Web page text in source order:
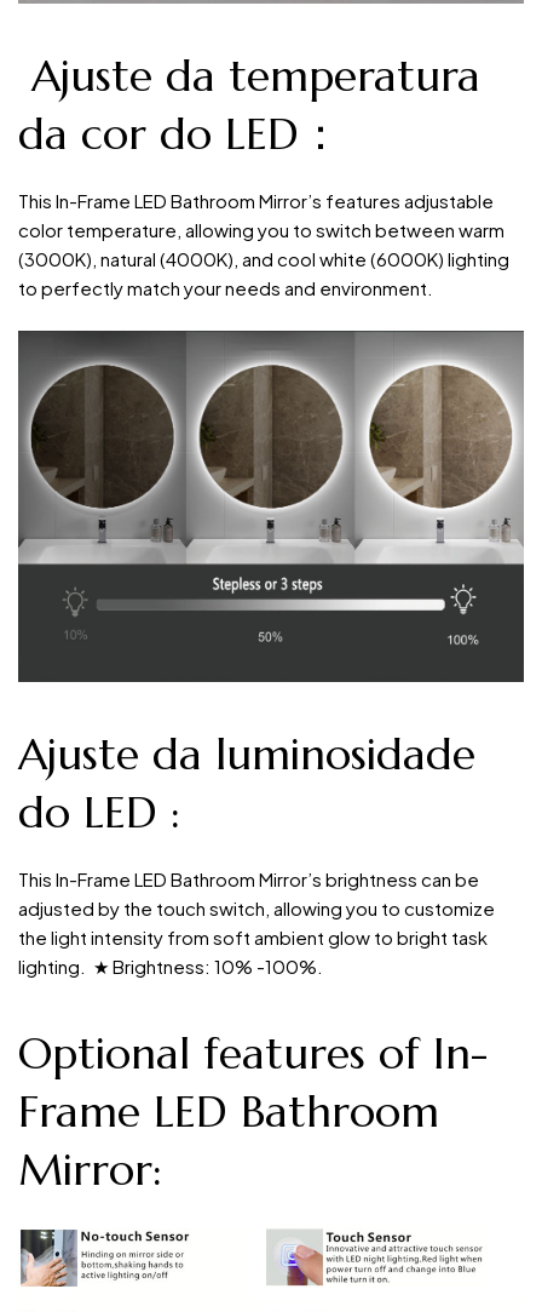
Ajuste da temperatura
da cor do LED：
This In-Frame LED Bathroom Mirror’s features adjustable
color temperature, allowing you to switch between warm
(3000K), natural (4000K), and cool white (6000K) lighting
to perfectly match your needs and environment.
Ajuste da luminosidade
do LED :
This In-Frame LED Bathroom Mirror’s brightness can be
adjusted by the touch switch, allowing you to customize
the light intensity from soft ambient glow to bright task
lighting. ★ Brightness: 10% -100%.
Optional features of In-
Frame LED Bathroom
Mirror: